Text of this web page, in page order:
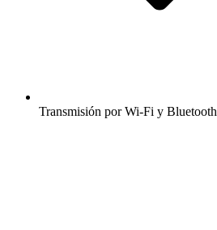
Transmisión por Wi-Fi y Bluetooth